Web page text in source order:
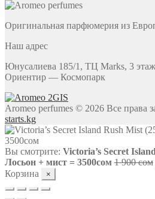
Оригинальная парфюмерия из
Наш адрес
Юнусалиева 185/1, ТЦ Marks, 3 этаж
Ориентир — Космопарк
Aromeo perfumes © 2026 Все права
starts.kg
Вы смотрите: Victoria’s Secret
Лосьон + мист = 3500сом 1 900сом
Корзина ×